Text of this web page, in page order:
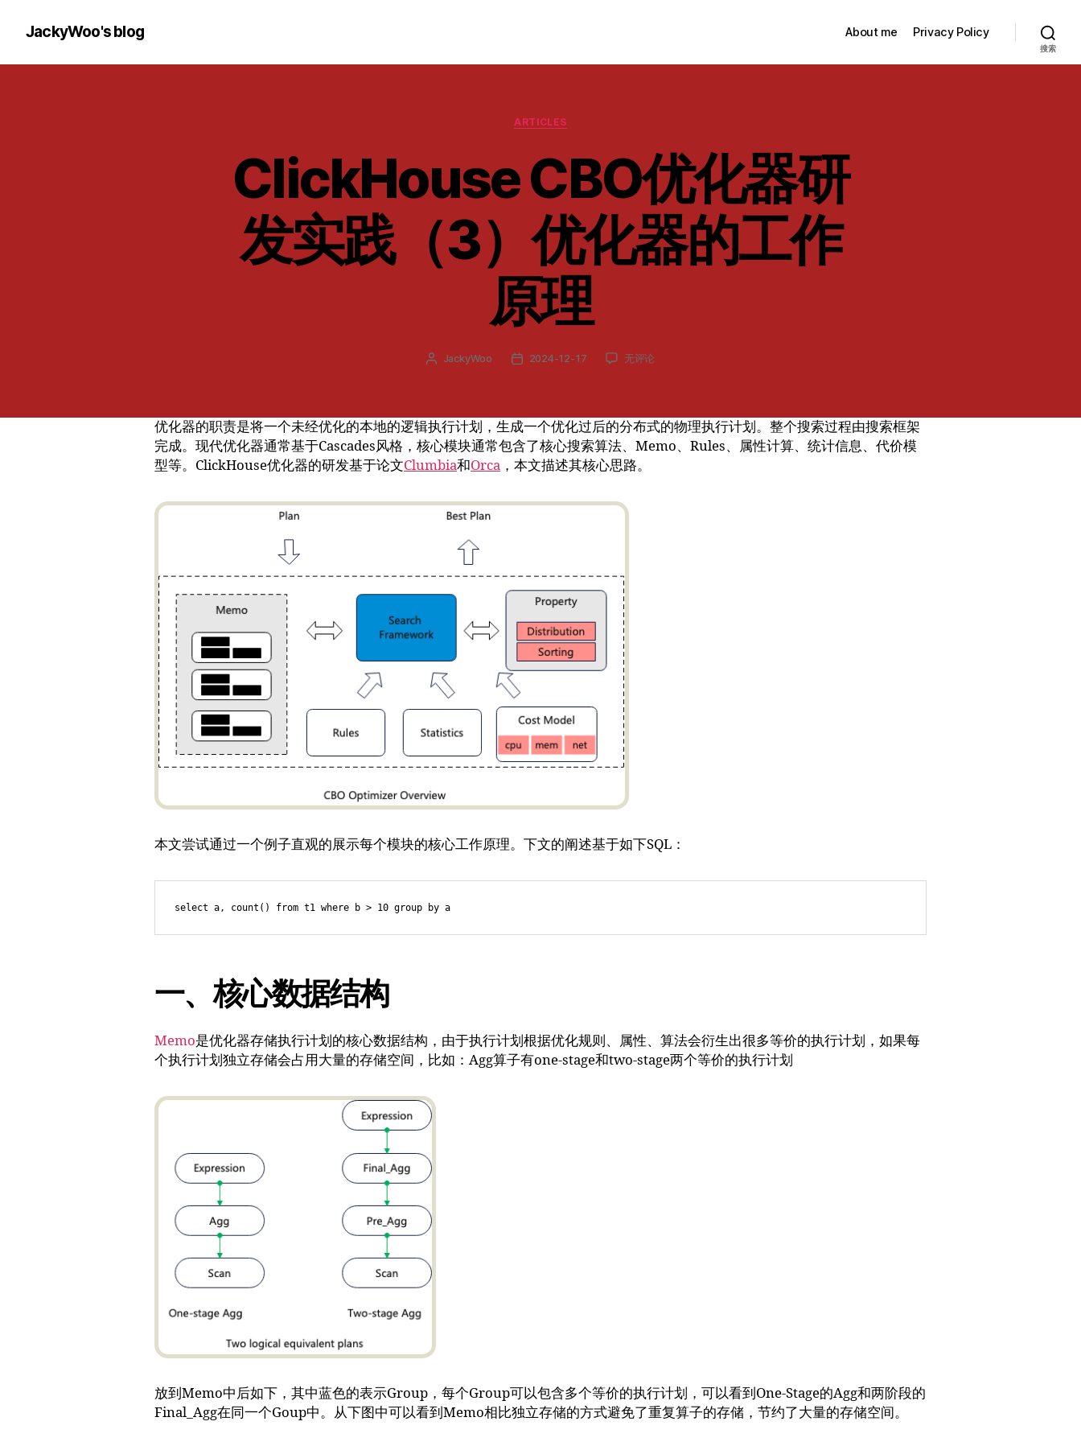
JackyWoo's blog About me Privacy Policy
搜索
分
类
ARTICLES
ClickHouse CBO优化器研
发实践（3）优化器的工作
原理
文 JackyWoo
发 2024-12-17
ClickHouse
器
研
发
实
优
作
原
理
无评论
优化器的职责是将一个未经优化的本地的逻辑执行计划，生成一个优化过后的分布式的物理执行计划。整个搜索过程由搜索框架
完成。现代优化器通常基于Cascades风格，核心模块通常包含了核心搜索算法、Memo、Rules、属性计算、统计信息、代价模
型等。ClickHouse优化器的研发基于论文Clumbia和Orca ，本文描述其核心思路。
本文尝试通过一个例子直观的展示每个模块的核心工作原理。下文的阐述基于如下SQL：
select a, count() from t1 where b > 10 group by a
一、核心数据结构
Memo是优化器存储执行计划的核心数据结构，由于执行计划根据优化规则、属性、算法会衍生出很多等价的执行计划，如果每
个执行计划独立存储会占用大量的存储空间，比如：Agg算子有one-stage和two-stage两个等价的执行计划
放到Memo中后如下，其中蓝色的表示Group，每个Group可以包含多个等价的执行计划，可以看到One-Stage的Agg和两阶段的
Final_Agg在同一个Goup中。从下图中可以看到Memo相比独立存储的方式避免了重复算子的存储，节约了大量的存储空间。